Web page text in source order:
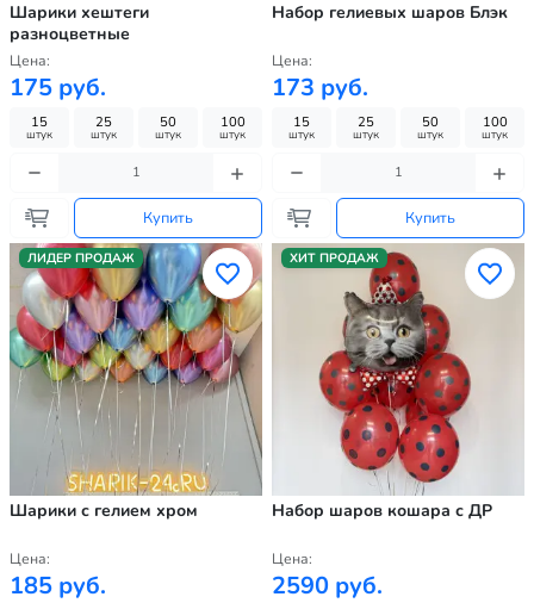
Шарики хештеги
разноцветные
Цена:
175 руб.
15
штук
25
штук
50
штук
100
штук
Купить
Набор гелиевых шаров Блэк
Цена:
173 руб.
15
штук
25
штук
50
штук
100
штук
Купить
ЛИДЕР ПРОДАЖ
Шарики с гелием хром
Цена:
185 руб.
ХИТ ПРОДАЖ
Набор шаров кошара с ДР
Цена:
2590 руб.